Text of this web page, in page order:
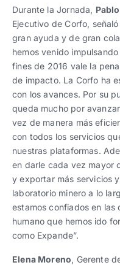
Durante la Jornada,
Ejecutivo de Corfo,
gran ayuda y de gran
hemos venido
fines de 2016 vale la
de impacto. La Corfo ha
con los avances. Por su
queda mucho por
vez de manera más
con todos los servicios
nuestras plataformas.
en darle cada vez mayor
y exportar más servicios
laboratorio minero a lo
estamos confiados en
humano que hemos ido
como Expande”.
Elena Moreno, Gerente